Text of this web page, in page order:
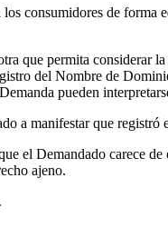
consumidores de forma
que permita
del Nombre de
pueden
a manifestar que
el Demandado carece
ajeno.